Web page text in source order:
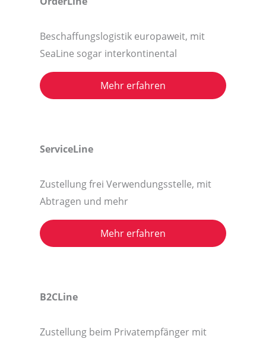
Beschaffungslogistik europaweit, mit
SeaLine sogar interkontinental
Mehr erfahren
ServiceLine
Zustellung frei Verwendungsstelle, mit
Abtragen und mehr
Mehr erfahren
B2CLine
Zustellung beim Privatempfänger mit